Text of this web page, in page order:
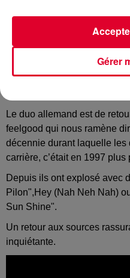
Comme chaque semaine,
release de la semaine, vous
musicale.
Et cette semaine notre coup
From Yourself",la nouvelle
Le duo allemand est de
feelgood qui nous ramène
décennie durant laquelle les
carrière, c’était en 1997 plus
Depuis ils ont explosé avec
Pilon",Hey (Nah Neh Nah)
Sun Shine".
Un retour aux sources
inquiétante.
Gérer